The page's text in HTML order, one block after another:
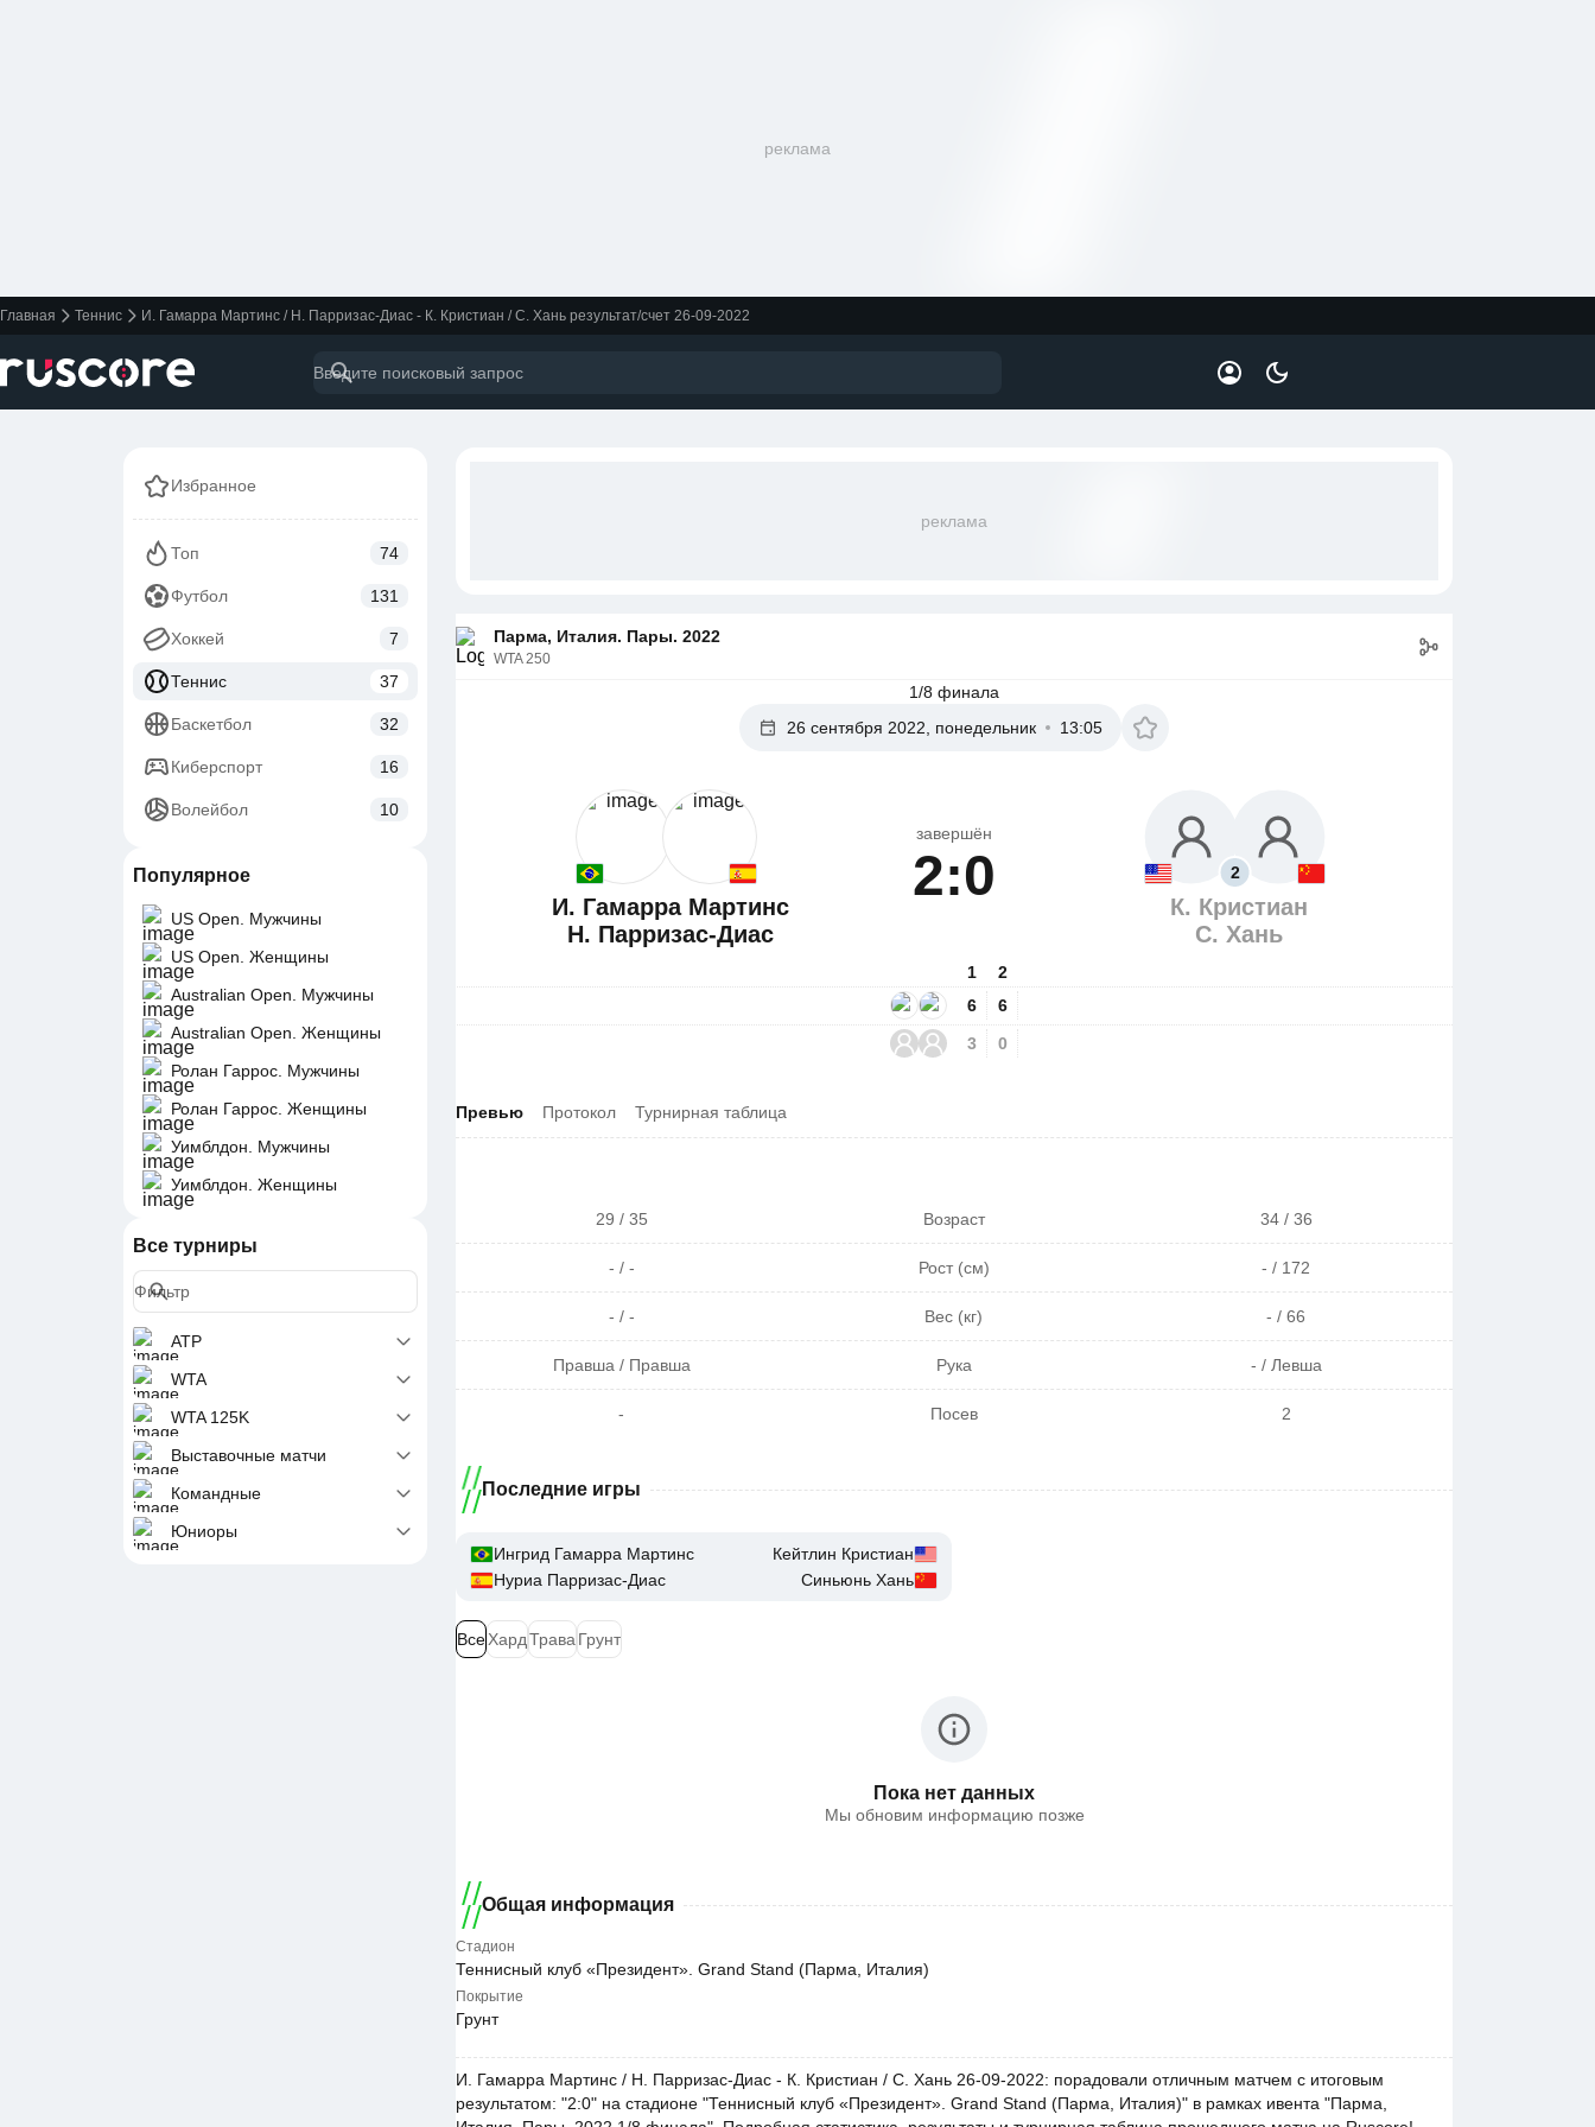
реклама
Главная Теннис И. Гамарра Мартинс / Н. Парризас-Диас - К. Кристиан / С. Хань результат/счет 26-09-2022
Избранное
Топ 74
Футбол 131
Хоккей 7
Теннис 37
Баскетбол 32
Киберспорт 16
Волейбол 10
Популярное
US Open. Мужчины
US Open. Женщины
Australian Open. Мужчины
Australian Open. Женщины
Ролан Гаррос. Мужчины
Ролан Гаррос. Женщины
Уимблдон. Мужчины
Уимблдон. Женщины
Все турниры
ATP
WTA
WTA 125K
Выставочные матчи
Командные
Юниоры
реклама
Парма, Италия. Пары. 2022
WTA 250
1/8 финала
26 сентября 2022, понедельник
13:05
И. Гамарра Мартинс
Н. Парризас-Диас
завершён
2:0 2
К. Кристиан
С. Хань
1
6
3
2
6
0
Превью Протокол Турнирная таблица
29 / 35 Возраст 34 / 36
- / - Рост (см) - / 172
- / - Вес (кг) - / 66
Правша / Правша Рука - / Левша
- Посев 2
Последние игры
Ингрид Гамарра Мартинс
Нуриа Парризас-Диас
Кейтлин Кристиан
Синьюнь Хань
ВсеХардТрава Грунт
Пока нет данных
Мы обновим информацию позже
Общая информация
Стадион
Теннисный клуб «Президент». Grand Stand (Парма, Италия)
Покрытие
Грунт
И. Гамарра Мартинс / Н. Парризас-Диас - К. Кристиан / С. Хань 26-09-2022: порадовали отличным матчем с итоговым
результатом: "2:0" на стадионе "Теннисный клуб «Президент». Grand Stand (Парма, Италия)" в рамках ивента "Парма,